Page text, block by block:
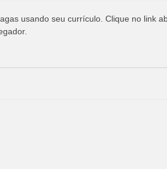
usando seu currículo. Clique no link